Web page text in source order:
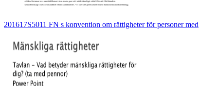
201617S5011 FN s konvention om rättigheter för personer med